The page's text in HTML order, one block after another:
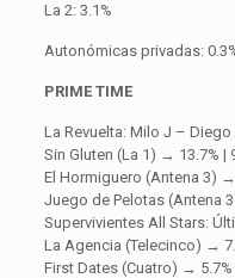
La 2: 3.1%
Autonómicas privadas:
PRIME TIME
La Revuelta: Milo J –
Sin Gluten (La 1) → 13.7% |
El Hormiguero (Antena 3) →
Juego de Pelotas (Antena
Supervivientes All Stars:
La Agencia (Telecinco) →
First Dates (Cuatro) → 5.7%